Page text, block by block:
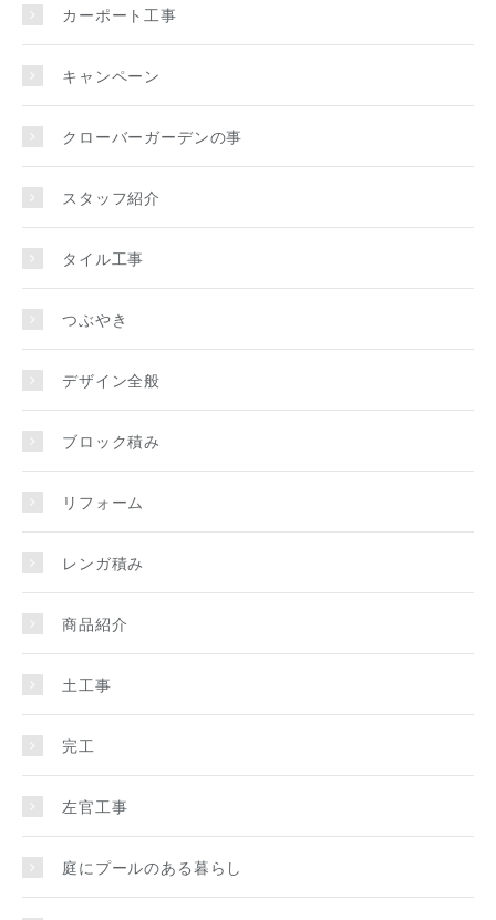
カーポート工事
キャンペーン
クローバーガーデンの事
スタッフ紹介
タイル工事
つぶやき
デザイン全般
ブロック積み
リフォーム
レンガ積み
商品紹介
土工事
完工
左官工事
庭にプールのある暮らし